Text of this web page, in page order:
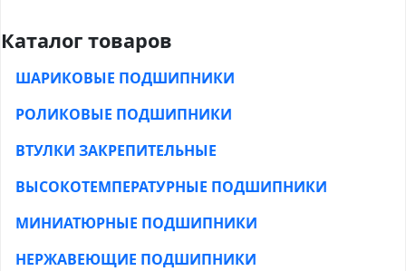
Каталог товаров
ШАРИКОВЫЕ ПОДШИПНИКИ
РОЛИКОВЫЕ ПОДШИПНИКИ
ВТУЛКИ ЗАКРЕПИТЕЛЬНЫЕ
ВЫСОКОТЕМПЕРАТУРНЫЕ ПОДШИПНИКИ
МИНИАТЮРНЫЕ ПОДШИПНИКИ
НЕРЖАВЕЮЩИЕ ПОДШИПНИКИ